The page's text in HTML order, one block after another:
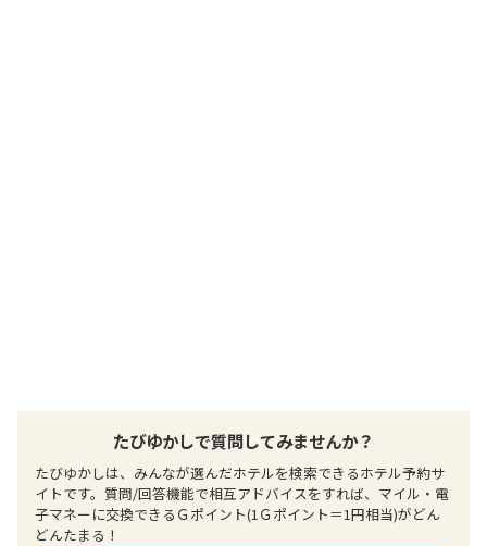
たびゆかしで質問してみませんか？
たびゆかしは、みんなが選んだホテルを検索できるホテル予約サ
イトです。質問/回答機能で相互アドバイスをすれば、マイル・電
子マネーに交換できるＧポイント(1Ｇポイント＝1円相当)がどん
どんたまる！